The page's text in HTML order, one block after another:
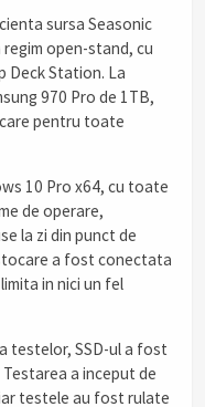
sursa Seasonic
open-stand, cu
Deck Station. La
970 Pro de 1TB,
pentru toate
10 Pro x64, cu toate
de operare,
la zi din punct de
a fost conectata
in nici un fel
testelor, SSD-ul a fost
a inceput de
testele au fost rulate